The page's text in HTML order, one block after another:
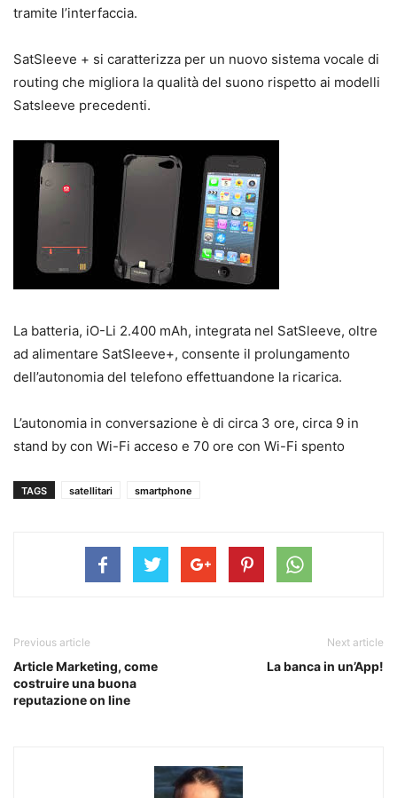
tramite l’interfaccia.
SatSleeve + si caratterizza per un nuovo sistema vocale di
routing che migliora la qualità del suono rispetto ai modelli
Satsleeve precedenti.
La batteria, iO-Li 2.400 mAh, integrata nel SatSleeve, oltre
ad alimentare SatSleeve+, consente il prolungamento
dell’autonomia del telefono effettuandone la ricarica.
L’autonomia in conversazione è di circa 3 ore, circa 9 in
stand by con Wi-Fi acceso e 70 ore con Wi-Fi spento
TAGS satellitari smartphone
Previous article
Article Marketing, come
costruire una buona
reputazione on line
Next article
La banca in un’App!